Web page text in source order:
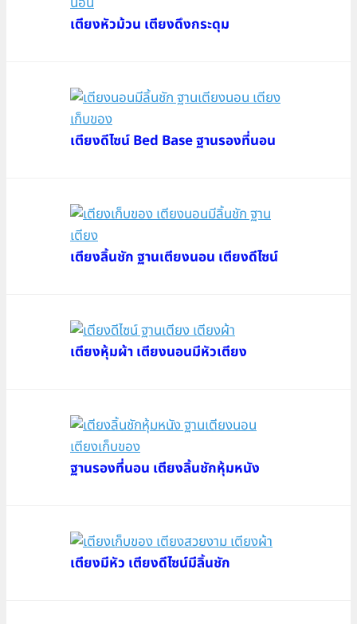
เตียงหัวม้วน เตียงดึงกระดุม
เตียงดีไซน์ Bed Base ฐานรองที่นอน
เตียงลิ้นชัก ฐานเตียงนอน เตียงดีไซน์
เตียงหุ้มผ้า เตียงนอนมีหัวเตียง
ฐานรองที่นอน เตียงลิ้นชักหุ้มหนัง
เตียงมีหัว เตียงดีไซน์มีลิ้นชัก